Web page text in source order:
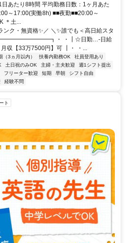
あたり8時間 平均勤務日数：1ヶ月あた
～17:00(実働8h) ■■夜勤■■20:00～
＊土...
ンク・無資格✨／ ＼✨誰でも＜高日給スタ
・ ・┃☆日勤…-日給
収【33万7500円】可 ┃・ ・...
（3ヵ月以内） 扶養内勤務OK
社員登用あり
土日祝のみOK 主婦・主夫歓迎
週1シフト提出
フリーター歓迎 短期 早朝
シフト自由
経験不問
ト